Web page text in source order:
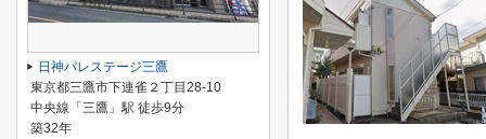
日神パレステージ三鷹
東京都三鷹市下連雀２丁目28-10
中央線「三鷹」駅 徒歩9分
築32年